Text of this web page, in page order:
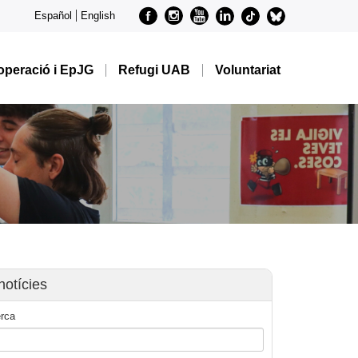
Español English Facebook
Instagram
Youtube
Linkedin
metode-
metode-
i EpJG Refugi UAB Voluntariat